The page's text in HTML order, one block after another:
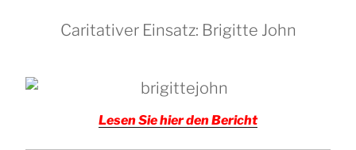
Caritativer Einsatz: Brigitte John
Lesen Sie hier den Bericht